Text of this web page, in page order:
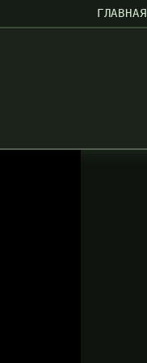
ГЛАВНАЯ